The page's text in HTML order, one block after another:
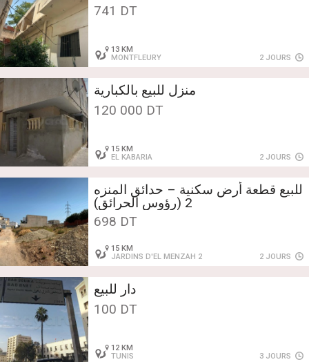
741 DT
13 KM
MONTFLEURY
2 JOURS
منزل للبيع بالكبارية
120 000 DT
15 KM
EL KABARIA
2 JOURS
للبيع قطعة أرض سكنية – حدائق المنزه
2 (رؤوس الحرائق)
698 DT
15 KM
JARDINS D'EL MENZAH 2
2 JOURS
دار للبيع
100 DT
12 KM
TUNIS
3 JOURS